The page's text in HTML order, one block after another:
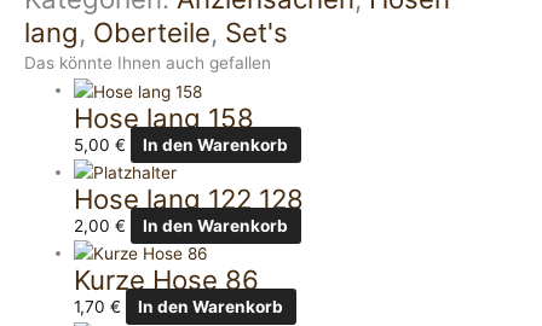
lang, Oberteile, Set's
Das könnte Ihnen auch gefallen
Hose lang 158
5,00€ In den Warenkorb
Hose lang 122 128
2,00€ In den Warenkorb
Kurze Hose 86
1,70€ In den Warenkorb